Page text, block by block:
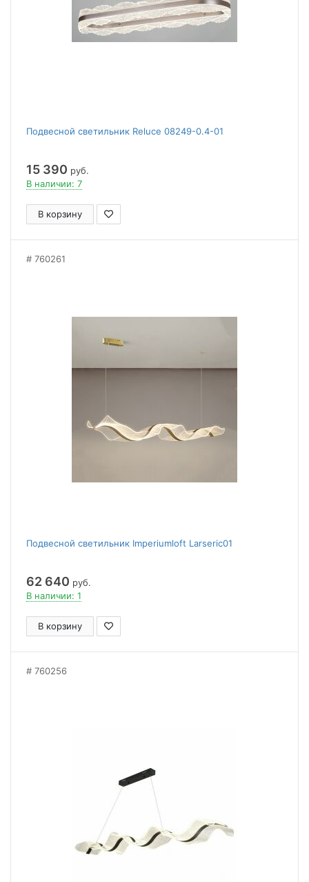
Подвесной светильник Reluce 08249-0.4-01
15 390 руб.
В наличии: 7
В корзину
760261
Подвесной светильник Imperiumloft Larseric01
62 640 руб.
В наличии: 1
В корзину
760256